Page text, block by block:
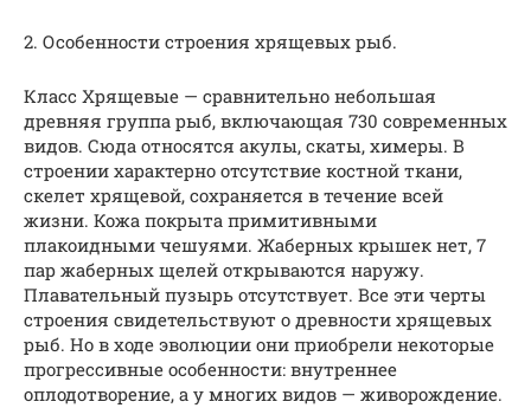
2. Особенности строения хрящевых рыб.
Класс Хрящевые — сравнительно небольшая
древняя группа рыб, включающая 730 современных
видов. Сюда относятся акулы, скаты, химеры. В
строении характерно отсутствие костной ткани,
скелет хрящевой, сохраняется в течение всей
жизни. Кожа покрыта примитивными
плакоидными чешуями. Жаберных крышек нет, 7
пар жаберных щелей открываются наружу.
Плавательный пузырь отсутствует. Все эти черты
строения свидетельствуют о древности хрящевых
рыб. Но в ходе эволюции они приобрели некоторые
прогрессивные особенности: внутреннее
оплодотворение, а у многих видов — живорождение.